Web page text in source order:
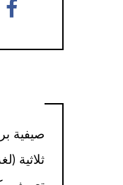
صيفية
ثلاثية